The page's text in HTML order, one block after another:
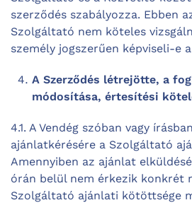
szerződés szabályozza. Ebben
Szolgáltató nem köteles
személy jogszerűen képviseli-e
A Szerződés létrejötte, a
módosítása, értesítési
4.1. A Vendég szóban vagy
ajánlatkérésére a Szolgáltató
Amennyiben az ajánlat
órán belül nem érkezik konkrét
Szolgáltató ajánlati kötöttsége